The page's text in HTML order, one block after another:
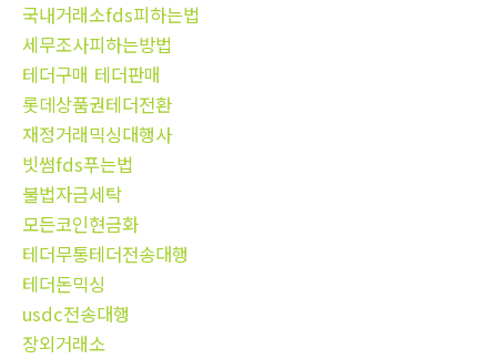
국내거래소fds피하는법
세무조사피하는방법
테더구매 테더판매
롯데상품권테더전환
재정거래믹싱대행사
빗썸fds푸는법
불법자금세탁
모든코인현금화
테더무통테더전송대행
테더돈믹싱
usdc전송대행
장외거래소